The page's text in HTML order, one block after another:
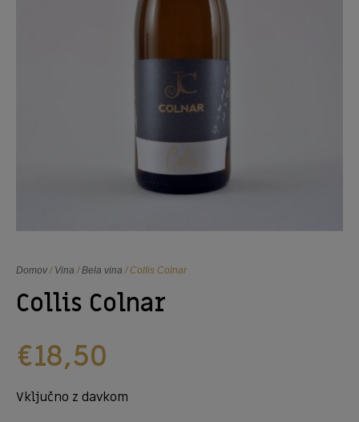
Domov/ Vina /Bela vina / Collis Colnar
Collis Colnar
€18,50
Vključno z davkom